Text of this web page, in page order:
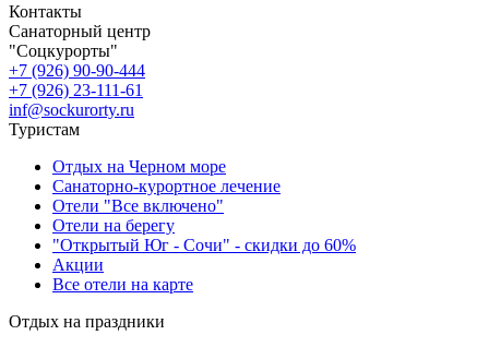
Контакты
Санаторный центр
"Соцкурорты"
+7 (926) 90-90-444
+7 (926) 23-111-61
inf@sockurorty.ru
Туристам
Отдых на Черном море
Санаторно-курортное лечение
Отели "Все включено"
Отели на берегу
"Открытый Юг - Сочи" - скидки до 60%
Акции
Все отели на карте
Отдых на праздники